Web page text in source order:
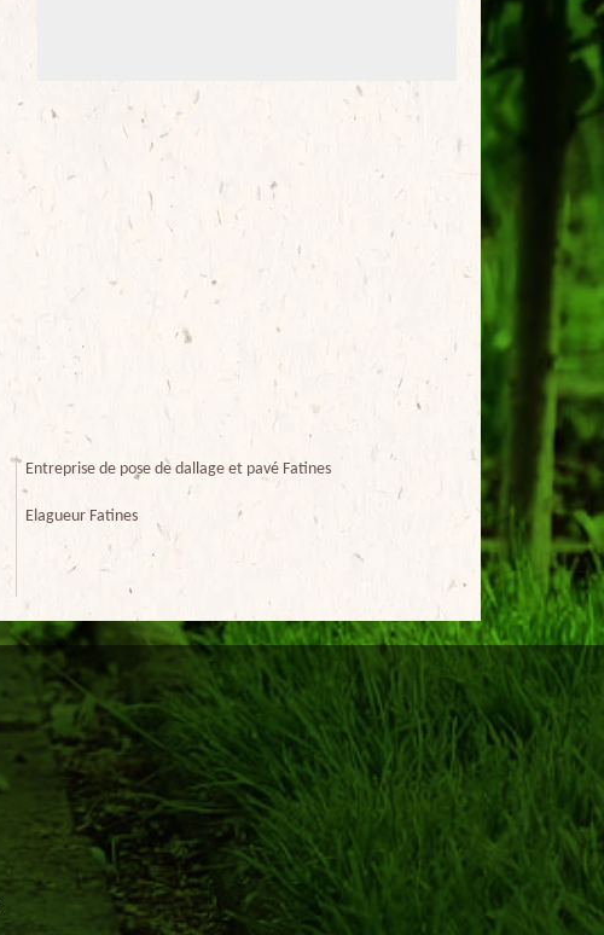
Entreprise de pose de dallage et pavé Fatines
Elagueur Fatines